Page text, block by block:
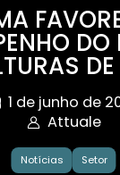
DO
1 de junho de
Attuale
Notícias Setor